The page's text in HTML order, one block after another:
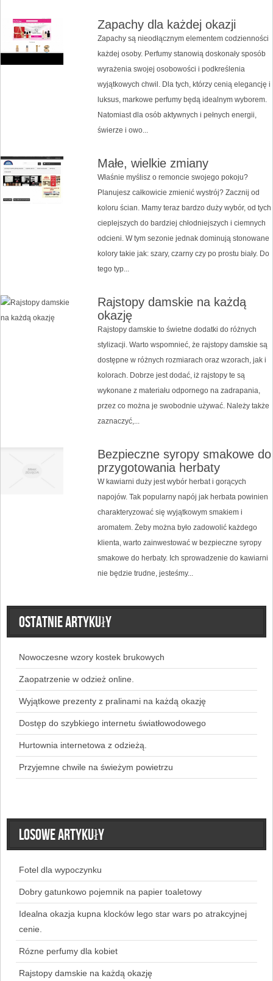
Zapachy dla każdej okazji
Zapachy są nieodłącznym elementem codzienności
każdej osoby. Perfumy stanowią doskonały sposób
wyrażenia swojej osobowości i podkreślenia
wyjątkowych chwil. Dla tych, którzy cenią elegancję i
luksus, markowe perfumy będą idealnym wyborem.
Natomiast dla osób aktywnych i pełnych energii,
świerze i owo...
Małe, wielkie zmiany
Właśnie myślisz o remoncie swojego pokoju?
Planujesz całkowicie zmienić wystrój? Zacznij od
koloru ścian. Mamy teraz bardzo duży wybór, od tych
cieplejszych do bardziej chłodniejszych i ciemnych
odcieni. W tym sezonie jednak dominują stonowane
kolory takie jak: szary, czarny czy po prostu biały. Do
tego typ...
Rajstopy damskie na każdą
okazję
Rajstopy damskie to świetne dodatki do różnych
stylizacji. Warto wspomnieć, że rajstopy damskie są
dostępne w różnych rozmiarach oraz wzorach, jak i
kolorach. Dobrze jest dodać, iż rajstopy te są
wykonane z materiału odpornego na zadrapania,
przez co można je swobodnie używać. Należy także
zaznaczyć,...
Bezpieczne syropy smakowe do
przygotowania herbaty
W kawiarni duży jest wybór herbat i gorących
napojów. Tak popularny napój jak herbata powinien
charakteryzować się wyjątkowym smakiem i
aromatem. Żeby można było zadowolić każdego
klienta, warto zainwestować w bezpieczne syropy
smakowe do herbaty. Ich sprowadzenie do kawiarni
nie będzie trudne, jesteśmy...
Ostatnie artykuły
Nowoczesne wzory kostek brukowych
Zaopatrzenie w odzież online.
Wyjątkowe prezenty z pralinami na każdą okazję
Dostęp do szybkiego internetu światłowodowego
Hurtownia internetowa z odzieżą.
Przyjemne chwile na świeżym powietrzu
Losowe artykuły
Fotel dla wypoczynku
Dobry gatunkowo pojemnik na papier toaletowy
Idealna okazja kupna klocków lego star wars po atrakcyjnej
cenie.
Rózne perfumy dla kobiet
Rajstopy damskie na każdą okazję